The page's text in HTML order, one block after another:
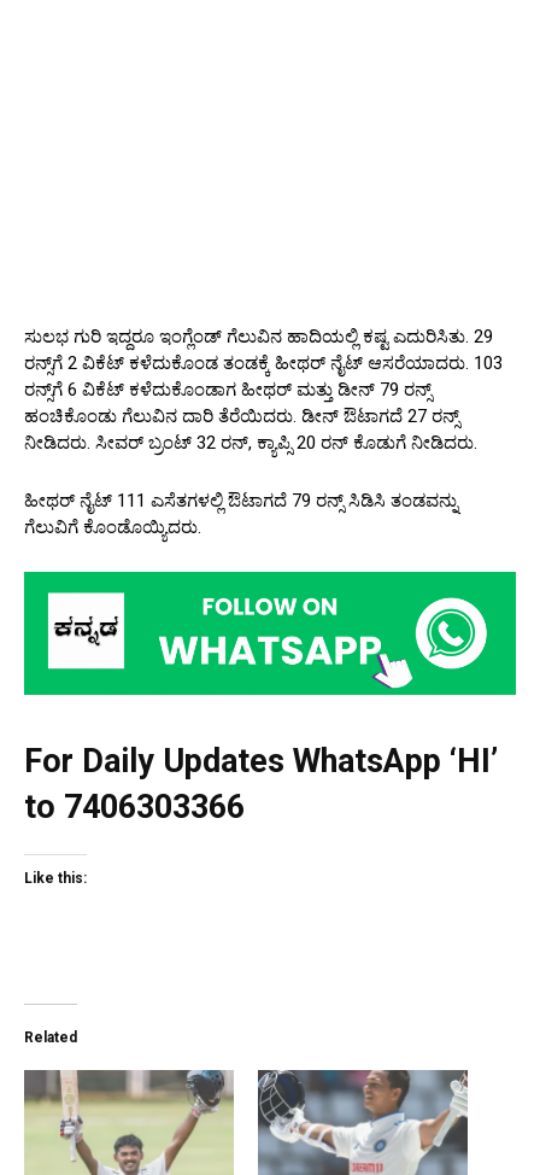
ಸುಲಭ ಗುರಿ ಇದ್ದರೂ ಇಂಗ್ಲೆಂಡ್ ಗೆಲುವಿನ ಹಾದಿಯಲ್ಲಿ ಕಷ್ಟ ಎದುರಿಸಿತು. 29
ರನ್ಸ್‌ಗೆ 2 ವಿಕೆಟ್ ಕಳೆದುಕೊಂಡ ತಂಡಕ್ಕೆ ಹೀಥರ್ ನೈಟ್ ಆಸರೆಯಾದರು. 103
ರನ್ಸ್‌ಗೆ 6 ವಿಕೆಟ್ ಕಳೆದುಕೊಂಡಾಗ ಹೀಥರ್ ಮತ್ತು ಡೀನ್ 79 ರನ್ಸ್
ಹಂಚಿಕೊಂಡು ಗೆಲುವಿನ ದಾರಿ ತೆರೆಯಿದರು. ಡೀನ್ ಔಟಾಗದೆ 27 ರನ್ಸ್
ನೀಡಿದರು. ಸೀವರ್ ಬ್ರಂಟ್ 32 ರನ್, ಕ್ಯಾಪ್ಸಿ 20 ರನ್ ಕೊಡುಗೆ ನೀಡಿದರು.
ಹೀಥರ್ ನೈಟ್ 111 ಎಸೆತಗಳಲ್ಲಿ ಔಟಾಗದೆ 79 ರನ್ಸ್ ಸಿಡಿಸಿ ತಂಡವನ್ನು
ಗೆಲುವಿಗೆ ಕೊಂಡೊಯ್ಯಿದರು.
For Daily Updates WhatsApp ‘HI’
to 7406303366
Like this:
Related